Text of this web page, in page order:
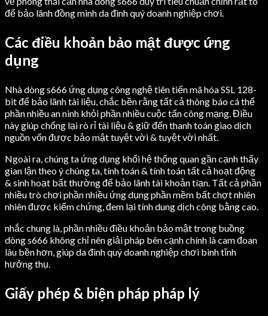
để bảo lãnh đồng minh da đình quý doanh nghiệp chơi.
Các điều khoản bảo mật được ứng
dụng
Nhà dòng s666 ứng dụng công nghệ tiên tiến mã hóa SSL 128-
bit để bảo lãnh tài liệu, chắc bền rằng tất cả thông báo cá thể
phần nhiều an ninh khỏi phần nhiều cuộc tấn công mạng. Điều
này giúp chống lại rò rỉ tài liệu & giữ đến thanh toán giao dịch
nguồn vốn được bảo mật tuyệt vời & tuyệt vời nhất.
Ngoài ra, chúng ta ứng dụng khối hệ thống quan gần cạnh thấy
gian lận theo ý chúng ta, tính toán & tính toán tất cả hoạt động
& sinh hoạt bất thường để bảo lãnh tài khoản tíạn. Tất cả phần
nhiều trò chơi phần nhiều ứng dụng phần mềm bất chợt nhiên
nhiên được kiểm chứng, đem lại tính dung dịch công bằng cao.
nhắc chung là, phần nhiều điều khoản bảo mật trong buồng
dòng s666 không chỉ nên giải pháp bên cạnh chính là cam đoan
lâu bền hơn, giúp da đình quý doanh nghiệp chơi bình tĩnh
hưởng thụ.
Giấy phép & biện pháp pháp lý